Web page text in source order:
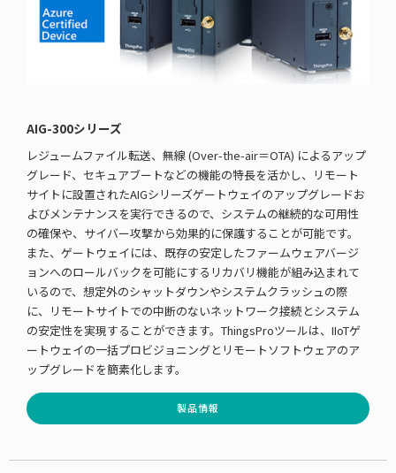
AIG-300シリーズ
レジュームファイル転送、無線 (Over-the-air＝OTA) によるアップ
グレード、セキュアブートなどの機能の特長を活かし、リモート
サイトに設置されたAIGシリーズゲートウェイのアップグレードお
よびメンテナンスを実行できるので、システムの継続的な可用性
の確保や、サイバー攻撃から効果的に保護することが可能です。
また、ゲートウェイには、既存の安定したファームウェアバージ
ョンへのロールバックを可能にするリカバリ機能が組み込まれて
いるので、想定外のシャットダウンやシステムクラッシュの際
に、リモートサイトでの中断のないネットワーク接続とシステム
の安定性を実現することができます。ThingsProツールは、IIoTゲ
ートウェイの一括プロビジョニングとリモートソフトウェアのア
ップグレードを簡素化します。
製品情報